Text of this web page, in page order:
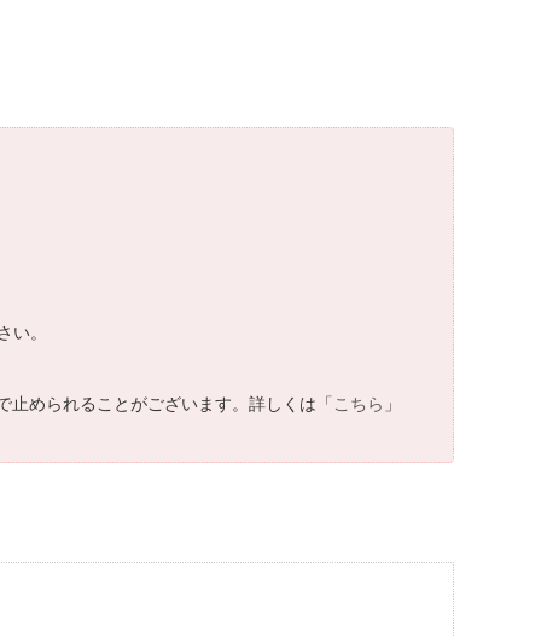
。
められることがございます。詳しくは「こちら 」